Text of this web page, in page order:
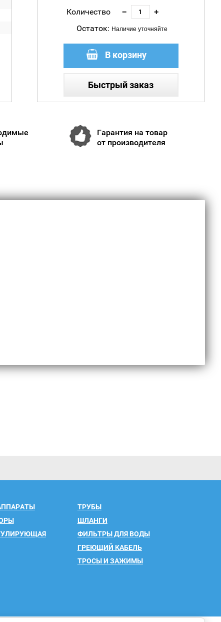
Количество − +
Остаток: Наличие уточняйте
В корзину
Быстрый заказ
Гарантия на товар
от производителя
ТРУБЫ
ШЛАНГИ
ФИЛЬТРЫ ДЛЯ ВОДЫ
ГРЕЮЩИЙ КАБЕЛЬ
ТРОСЫ И ЗАЖИМЫ